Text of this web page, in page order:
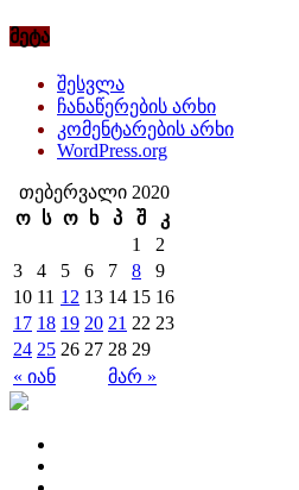
მეტა
შესვლა
ჩანაწერების არხი
კომენტარების არხი
WordPress.org
თებერვალი 2020
ო
ს ო ხ პ შ კ
« იან მარ »
1
2
3
4 5 6 7 8
9
10 11 12 13 14 15 16
17 18 19 20 21 22 23
24 25 26 27 28 29